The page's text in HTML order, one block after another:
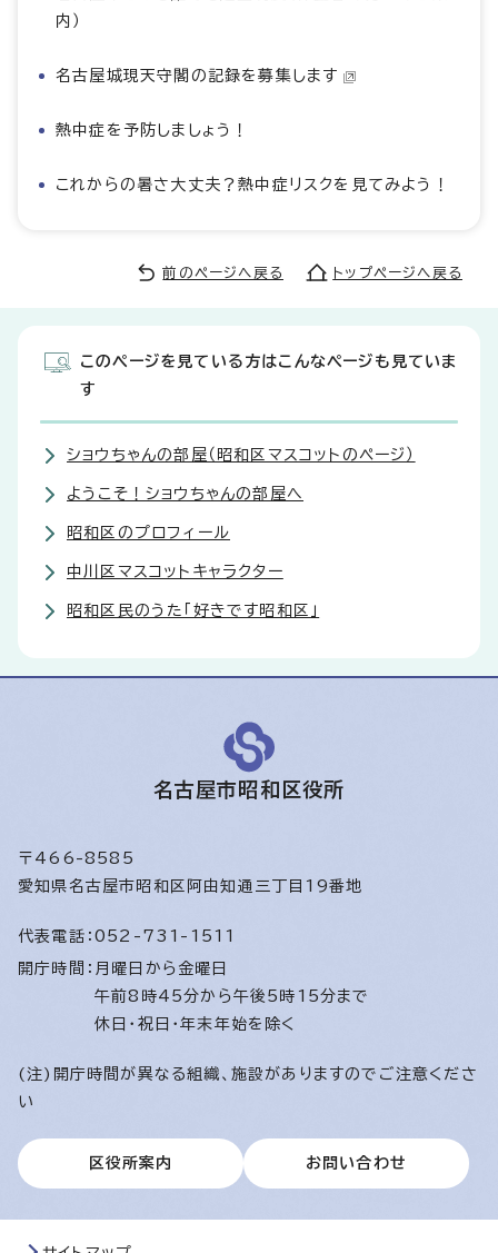
内）
名古屋城現天守閣の記録を募集します
熱中症を予防しましょう！
これからの暑さ大丈夫？熱中症リスクを見てみよう！
前のページへ戻る トップページへ戻る
このページを見ている方はこんなページも見ていま
す
ショウちゃんの部屋（昭和区マスコットのページ）
ようこそ！ショウちゃんの部屋へ
昭和区のプロフィール
中川区マスコットキャラクター
昭和区民のうた「好きです昭和区」
名古屋市昭和区役所
〒466-8585
愛知県名古屋市昭和区阿由知通三丁目19番地
代表電話： 052-731-1511
開庁時間： 月曜日から金曜日
午前8時45分から午後5時15分まで
休日・祝日・年末年始を除く
(注)開庁時間が異なる組織、施設がありますのでご注意くださ
い
区役所案内 お問い合わせ